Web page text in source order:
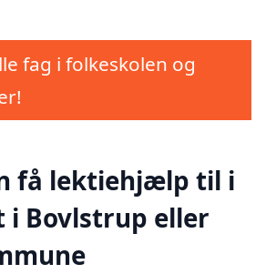
fag i folkeskolen og
få lektiehjælp til i
i Bovlstrup eller